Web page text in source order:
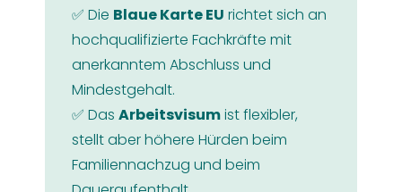
✅ Die Blaue Karte EU richtet sich an
hochqualifizierte Fachkräfte mit
anerkanntem Abschluss und
Mindestgehalt.
✅ Das Arbeitsvisumist flexibler,
stellt aber höhere Hürden beim
Familiennachzug und beim